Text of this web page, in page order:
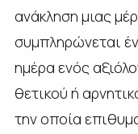
ανάκληση μιας
συμπληρώνεται
ημέρα ενός
θετικού ή
την οποία